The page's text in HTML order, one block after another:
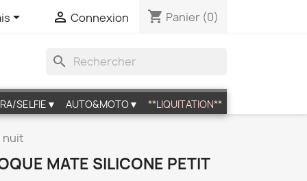
  Connexion shopping_cart Panier (0)
search
SELFIE▼ AUTO&MOTO▼ **LIQUITATION**
nuit
MATE SILICONE PETIT